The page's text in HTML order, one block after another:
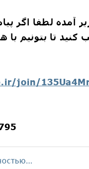
آمده لطفا اگر
كنيد تا بتونيم با
join/